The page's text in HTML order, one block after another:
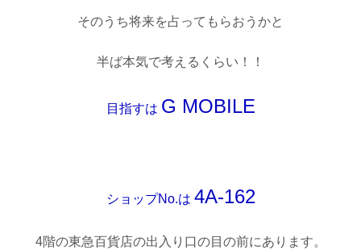
そのうち将来を占ってもらおうかと
半ば本気で考えるくらい！！
目指すは G MOBILE
ショップNo.は 4A-162
4階の東急百貨店の出入り口の目の前にあります。